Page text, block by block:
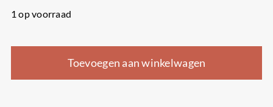
1 op voorraad
Toevoegen aan winkelwagen